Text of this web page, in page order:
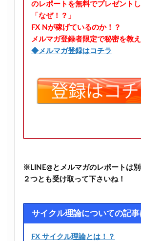
のレポートを無料でプレゼントし
「なぜ！？」
FX Nが稼げているのか！？
メルマガ登録者限定で秘密を教え
◆メルマガ登録はコチラ
※LINE@とメルマガのレポートは別
２つとも受け取って下さいね！
サイクル理論についての記
FX サイクル理論とは！？